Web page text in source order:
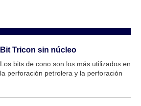
Bit Tricon sin núcleo
Los bits de cono son los más utilizados en
la perforación petrolera y la perforación